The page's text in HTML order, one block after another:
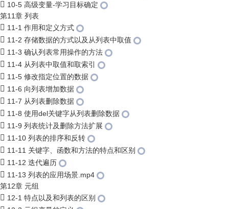
10-5 高级变量-学习目标确定
第11章 列表
11-1 作用和定义方式
11-2 存储数据的方式以及从列表中取值
11-3 确认列表常用操作的方法
11-4 从列表中取值和取索引
11-5 修改指定位置的数据
11-6 向列表增加数据
11-7 从列表删除数据
11-8 使用del关键字从列表删除数据
11-9 列表统计及删除方法扩展
11-10 列表的排序和反转
11-11 关键字、函数和方法的特点和区别
11-12 迭代遍历
11-13 列表的应用场景.mp4
第12章 元组
12-1 特点以及和列表的区别